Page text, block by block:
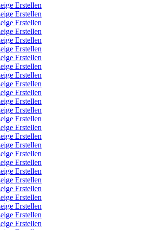
Erstellen
Erstellen
Erstellen
Erstellen
Erstellen
Erstellen
Erstellen
Erstellen
Erstellen
Erstellen
Erstellen
Erstellen
Erstellen
Erstellen
Erstellen
Erstellen
Erstellen
Erstellen
Erstellen
Erstellen
Erstellen
Erstellen
Erstellen
Erstellen
Erstellen
Erstellen